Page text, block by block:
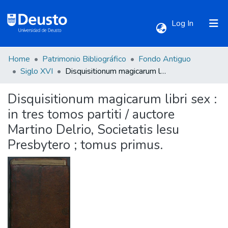
Log In (current)
Communities & Collections
All of DSpace
Statistics
Home Patrimonio Bibliográfico
Fondo Antiguo
Siglo XVI
Disquisitionum magicarum libri sex : in tres tomos partiti / auctore Martino Delrio, Societatis Iesu Presbytero ; tomus primus.
Disquisitionum magicarum libri sex :
in tres tomos partiti / auctore
Martino Delrio, Societatis Iesu
Presbytero ; tomus primus.